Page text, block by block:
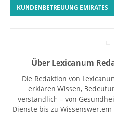
KUNDENBETREUUNG EMIRATES
Über Lexicanum
Die Redaktion von
erklären Wissen,
verständlich – von
Dienste bis zu